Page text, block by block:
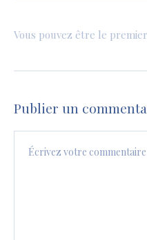
Vous pouvez être le
Publier un